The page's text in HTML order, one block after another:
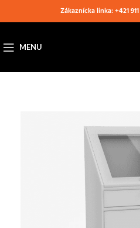
Zákaznícka linka: +421
MENU